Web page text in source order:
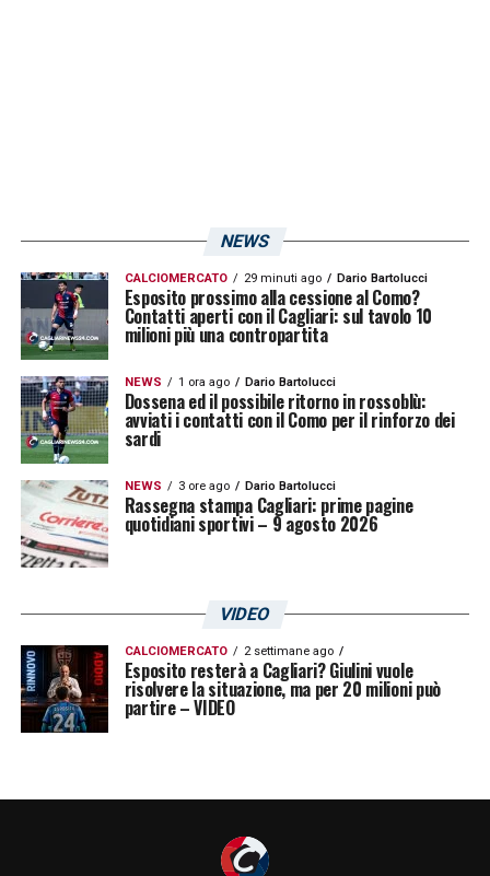
NEWS
CALCIOMERCATO 29 minuti ago Dario Bartolucci
Esposito prossimo alla cessione al Como?
Contatti aperti con il Cagliari: sul tavolo 10
milioni più una contropartita
NEWS 1 ora ago Dario Bartolucci
Dossena ed il possibile ritorno in rossoblù:
avviati i contatti con il Como per il rinforzo dei
sardi
NEWS 3 ore ago Dario Bartolucci
Rassegna stampa Cagliari: prime pagine
quotidiani sportivi – 9 agosto 2026
VIDEO
CALCIOMERCATO 2 settimane ago
Esposito resterà a Cagliari? Giulini vuole
risolvere la situazione, ma per 20 milioni può
partire – VIDEO